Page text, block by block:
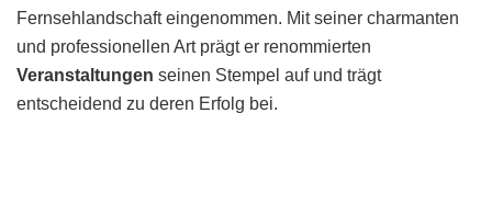
Fernsehlandschaft eingenommen. Mit seiner charmanten
und professionellen Art prägt er renommierten
Veranstaltungen seinen Stempel auf und trägt
entscheidend zu deren Erfolg bei.